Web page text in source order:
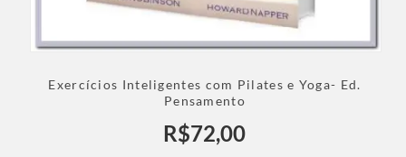
Exercícios Inteligentes com Pilates e Yoga- Ed.
Pensamento
R$72,00